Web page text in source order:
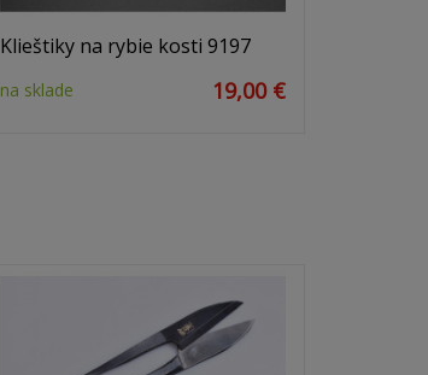
Klieštiky na rybie kosti 9197
na sklade 19,00 €